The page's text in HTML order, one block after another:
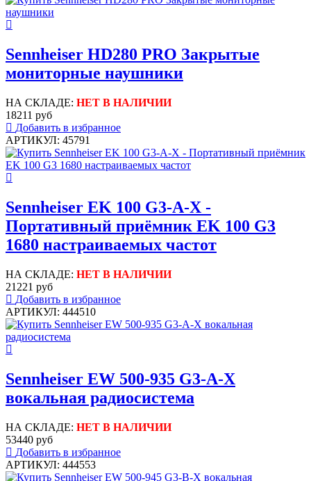
Sennheiser HD280 PRO Закрытые
мониторные наушники
НА СКЛАДЕ: НЕТ В НАЛИЧИИ
18211 руб
Добавить в избранное
АРТИКУЛ: 45791
Sennheiser EK 100 G3-A-X -
Портативный приёмник EK 100 G3
1680 настраиваемых частот
НА СКЛАДЕ: НЕТ В НАЛИЧИИ
21221 руб
Добавить в избранное
АРТИКУЛ: 444510
Sennheiser EW 500-935 G3-A-X
вокальная радиосистема
НА СКЛАДЕ: НЕТ В НАЛИЧИИ
53440 руб
Добавить в избранное
АРТИКУЛ: 444553